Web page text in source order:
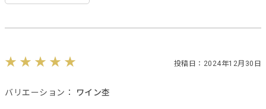
投稿日：2024年12月30日
バリエーション： ワイン杢